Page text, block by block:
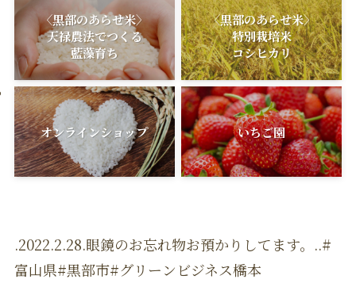
〈黒部のあらせ米〉
天禄農法でつくる
藍藻育ち
〈黒部のあらせ米〉
特別栽培米
コシヒカリ
オンラインショップ いちご園
.2022.2.28.眼鏡のお忘れ物お預かりしてます。..#
富山県#黒部市#グリーンビジネス橋本